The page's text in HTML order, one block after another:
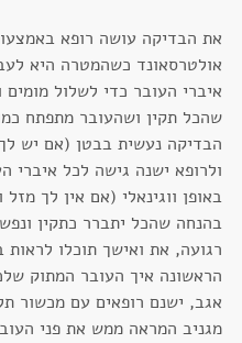
את הבדיקה עושה רופא
אולטרסאונד כשהמטרה היא
איברי העובר כדי לשלול מומים
שהכל תקין ושהעובר מתפתח
הבדיקה נעשית בבטן (אם יש
ולרופא ישנה גישה לכל איברי
באופן ווגינאלי (אם אין לך
בהנחה שהכל יתברר כתקין
רגועה, את ואישך תוכלו לראות
הראשונה איך העובר המתוק
אגב, ישנם רופאים עם מכשור
מגניב המראה ממש את פני